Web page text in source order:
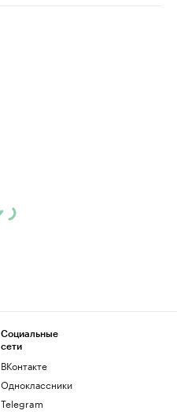
Социальные
сети
ВКонтакте
Одноклассники
Telegram